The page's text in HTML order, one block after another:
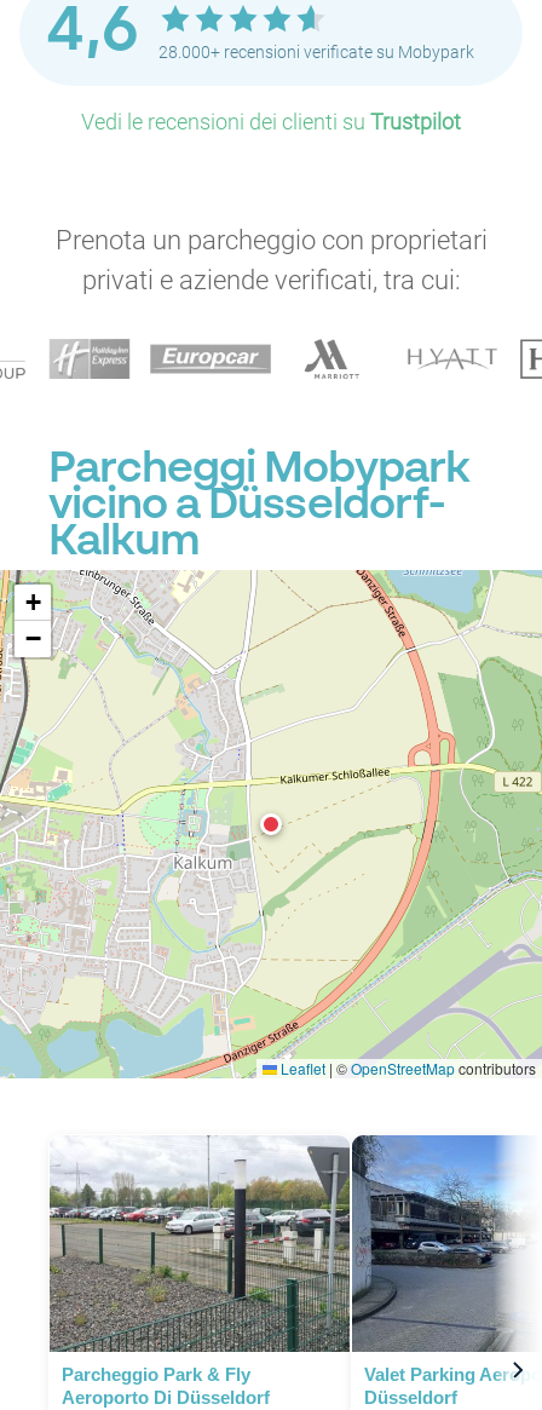
4,6 28.000+ recensioni verificate su Mobypark
Vedi le recensioni dei clienti su Trustpilot
Prenota un parcheggio con proprietari
privati e aziende verificati, tra cui:
Parcheggi Mobypark
vicino a Düsseldorf-
Kalkum
+
−
Leaflet | ©OpenStreetMapcontributors
Parcheggio Park & Fly
Aeroporto Di Düsseldorf
Valet Parking
Düsseldorf